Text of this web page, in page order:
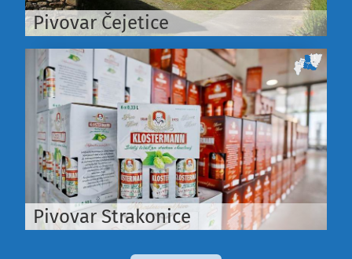
Pivovar Čejetice
Pivovar Strakonice